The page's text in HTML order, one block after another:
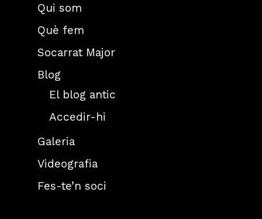
Qui som
Què fem
Socarrat Major
Blog
El blog antic
Accedir-hi
Galeria
Videografia
Fes-te’n soci